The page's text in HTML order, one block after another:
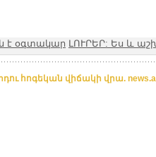
է օգտակար ԼՈՒՐԵՐ: Ես և
հոգեկան վիճակի վրա.